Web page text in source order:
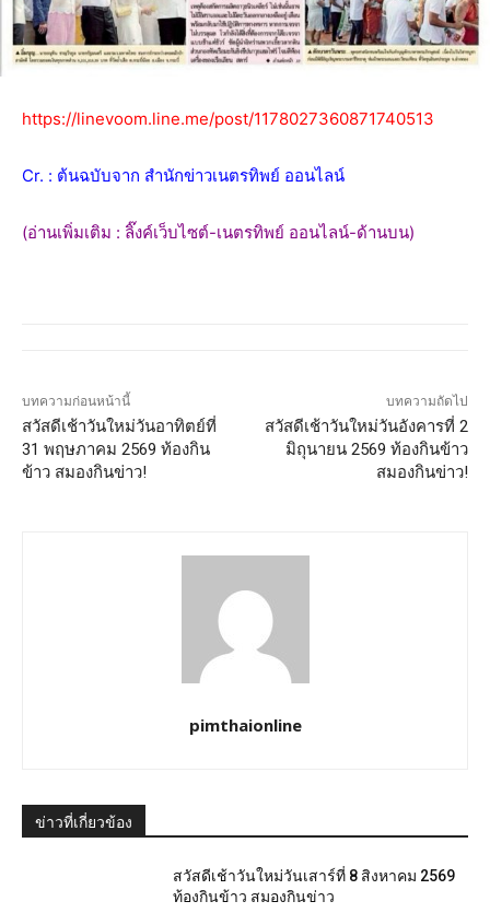
https://linevoom.line.me/post/1178027360871740513
Cr. : ต้นฉบับจาก สำนักข่าวเนตรทิพย์ ออนไลน์
(อ่านเพิ่มเติม : ลิ๊งค์เว็บไซต์-เนตรทิพย์ ออนไลน์-ด้านบน)
บทความก่อนหน้านี้
สวัสดีเช้าวันใหม่วันอาทิตย์ที่
31 พฤษภาคม 2569 ท้องกิน
ข้าว สมองกินข่าว!
บทความถัดไป
สวัสดีเช้าวันใหม่วันอังคารที่ 2
มิถุนายน 2569 ท้องกินข้าว
สมองกินข่าว!
pimthaionline
ข่าวที่เกี่ยวข้อง
สวัสดีเช้าวันใหม่วันเสาร์ที่ 8 สิงหาคม 2569
ท้องกินข้าว สมองกินข่าว